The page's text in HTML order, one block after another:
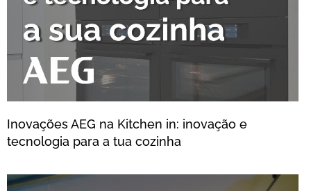
Inovações AEG na Kitchen in: inovação e
tecnologia para a tua cozinha